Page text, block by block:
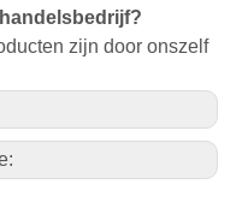
zijn door onszelf